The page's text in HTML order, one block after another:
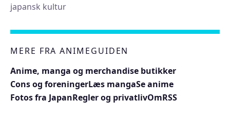
japansk kultur
MERE FRA ANIMEGUIDEN
Anime, manga og merchandise butikker
Cons og foreningerLæs mangaSe anime
Fotos fra JapanRegler og privatlivOmRSS